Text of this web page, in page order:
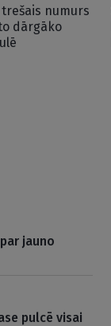
numurs
dārgāko
jauno
pulcē visai